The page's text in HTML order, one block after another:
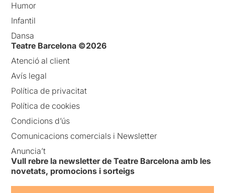
Humor
Infantil
Dansa
Teatre Barcelona ©2026
Atenció al client
Avís legal
Política de privacitat
Política de cookies
Condicions d’ús
Comunicacions comercials i Newsletter
Anuncia’t
Vull rebre la newsletter de Teatre Barcelona amb les
novetats, promocions i sorteigs